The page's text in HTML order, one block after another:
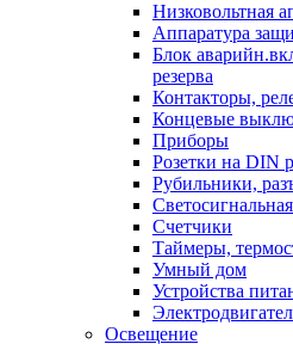
Низковольтная
Аппаратура
Блок
резерва
Контакторы,
Концевые
Приборы
Розетки на DIN
Рубильники,
Счетчики
Таймеры,
Умный дом
Устройства
Освещение